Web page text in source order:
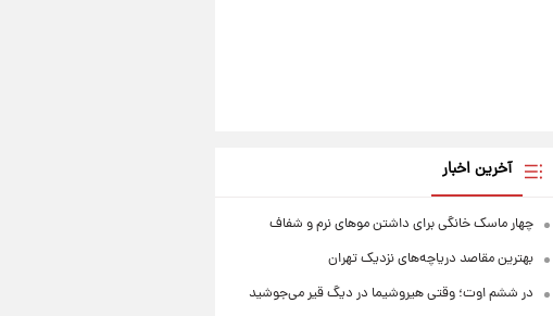
آخرین اخبار
چهار ماسک خانگی برای داشتن موهای نرم و شفاف
بهترین مقاصد دریاچه‌های نزدیک تهران
در ششم اوت؛ وقتی هیروشیما در دیگ قیر می‌جوشید